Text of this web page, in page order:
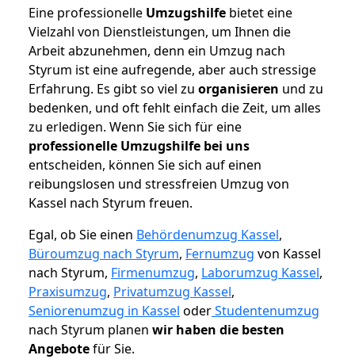
Eine professionelle Umzugshilfe bietet eine
Vielzahl von Dienstleistungen, um Ihnen die
Arbeit abzunehmen, denn ein Umzug nach
Styrum ist eine aufregende, aber auch stressige
Erfahrung. Es gibt so viel zu organisieren und zu
bedenken, und oft fehlt einfach die Zeit, um alles
zu erledigen. Wenn Sie sich für eine
professionelle Umzugshilfe bei uns
entscheiden, können Sie sich auf einen
reibungslosen und stressfreien Umzug von
Kassel nach Styrum freuen.
Egal, ob Sie einen Behördenumzug Kassel,
Büroumzug nach Styrum, Fernumzug von Kassel
nach Styrum, Firmenumzug, Laborumzug Kassel,
Praxisumzug, Privatumzug Kassel,
Seniorenumzug in Kassel oderStudentenumzug
nach Styrum planen wir haben die besten
Angebotefür Sie.